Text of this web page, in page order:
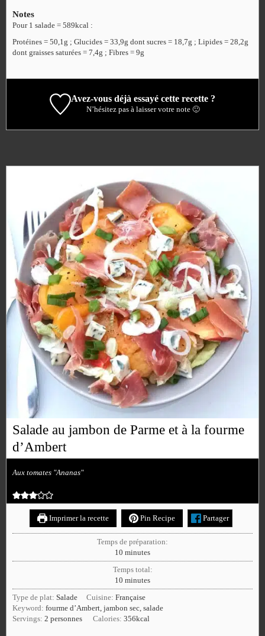
Notes
Pour 1 salade = 589kcal :
Protéines = 50,1g ; Glucides = 33,9g dont sucres = 18,7g ; Lipides = 28,2g
dont graisses saturées = 7,4g ; Fibres = 9g
Avez-vous déjà essayé cette recette ?
N’hésitez pas à laisser votre note 🙂
Salade au jambon de Parme et à la fourme
d’Ambert
Aux tomates "Ananas"
Imprimer la recette Pin Recipe Partager
Temps de préparation:
10 minutes
Temps total:
10 minutes
Type de plat: Salade Cuisine:Française
Keyword: fourme d’Ambert, jambon sec, salade
Servings: 2 personnes Calories:356kcal